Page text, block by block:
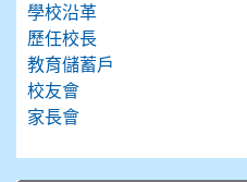
學校沿革
歷任校長
教育儲蓄戶
校友會
家長會